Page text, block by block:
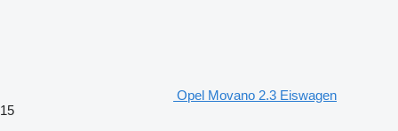
Opel Movano 2.3 Eiswagen
15